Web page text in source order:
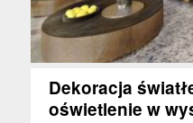
Dekoracja
oświetlenie w